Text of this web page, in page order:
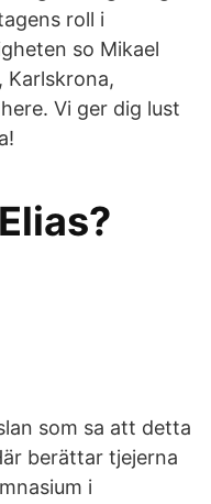
roll i
so Mikael
Karlskrona,
Vi ger dig lust
som sa att detta
berättar tjejerna
i